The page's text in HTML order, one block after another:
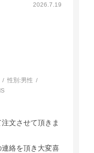
2026.7.19
性別:男性
文させて頂きま
絡を頂き大変喜